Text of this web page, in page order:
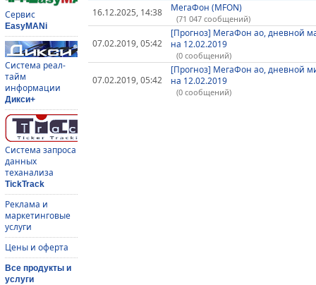
Сервис
EasyMANi
Система реал-
тайм
информации
Дикси+
Система запроса
данных
теханализа
TickTrack
Реклама и
маркетинговые
услуги
Цены и оферта
Все продукты и
услуги
16.12.2025, 14:38
МегаФон (MFON)
(71 047 сообщений)
07.02.2019, 05:42
[Прогноз] МегаФон ао, дневной
на 12.02.2019
(0 сообщений)
07.02.2019, 05:42
[Прогноз] МегаФон ао, дневной
на 12.02.2019
(0 сообщений)